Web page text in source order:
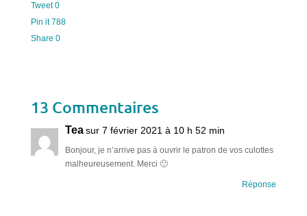
Tweet 0
Pin it 788
Share 0
13 Commentaires
Tea sur 7 février 2021 à 10 h 52 min
Bonjour, je n’arrive pas à ouvrir le patron de vos culottes
malheureusement. Merci 🙂
Réponse